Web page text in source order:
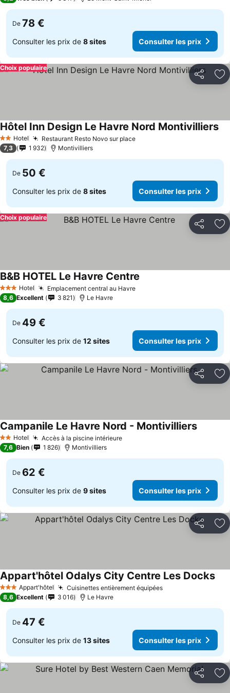
De 78 €
Consulter les prix de 8 sites Consulter les prix
Partager
Choix populaire
2 Étoiles
Hotel Restaurant Resto Novo sur place
Hôtel Inn Design Le Havre Nord Montivilliers
7,3 1 932 Montivilliers
De 50 €
Consulter les prix de 8 sites Consulter les prix
Partager
Choix populaire
3 ÉtoilesHotel Emplacement central au Havre
B&B HOTEL Le Havre Centre
8,6 Excellent 3 821 Le Havre
De 49 €
Consulter les prix de 12 sites Consulter les prix
Partager
2 Étoiles
Hotel Accès à la piscine intérieure
Campanile Le Havre Nord - Montivilliers
7,6 Bien 1 826 Montivilliers
De 62 €
Consulter les prix de 9 sites Consulter les prix
Partager
3 ÉtoilesAppart'hôtel Cuisinettes entièrement équipées
Appart'hôtel Odalys City Centre Les Docks
8,6 Excellent 3 016 Le Havre
De 47 €
Consulter les prix de 13 sites Consulter les prix
Partager